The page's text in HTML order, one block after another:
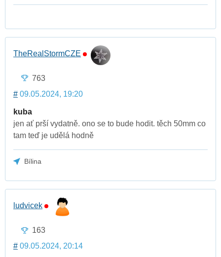
TheRealStormCZE
763
# 09.05.2024, 19:20
kuba
jen ať prší vydatně. ono se to bude hodit. těch 50mm co
tam teď je udělá hodně
Bílina
ludvicek
163
# 09.05.2024, 20:14